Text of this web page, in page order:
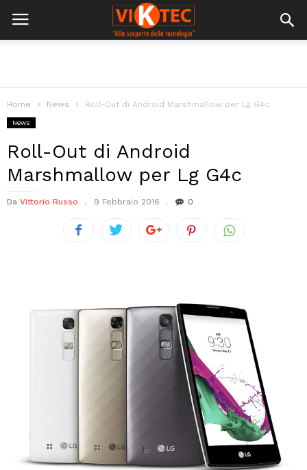
Home News Roll-Out di Android Marshmallow per Lg G4c
News
Roll-Out di Android
Marshmallow per Lg G4c
Da Vittorio Russo 9 Febbraio 2016 0